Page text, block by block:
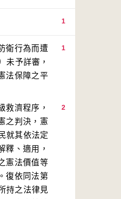
1
1
衛行為而遭
未予詳審，
法保障之平
2
救濟程序，
之判決，憲
就其依法定
釋、適用，
憲法價值等
復依同法第
持之法律見